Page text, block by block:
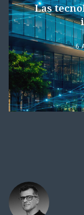
Las
6